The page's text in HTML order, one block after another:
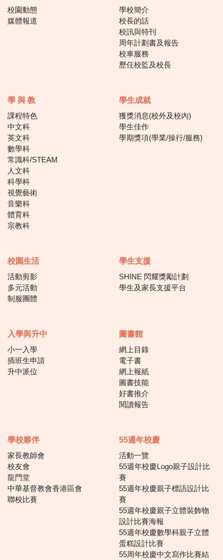
校園動態
媒體報道
學校簡介
校長的話
校訊與特刊
周年計劃書及報告
校車服務
歷任校監及校長
學 與 教
課程特色
中文科
英文科
數學科
常識科/STEAM
人文科
科學科
視覺藝術
音樂科
體育科
宗教科
學生成就
獲獎消息(校外及校內)
學生佳作
學期獎項(學業/操行/服務)
校園生活
活動剪影
多元活動
制服團體
學生支援
SHINE 閃耀獎勵計劃
學生及家長支援平台
入學與升中
小一入學
插班生申請
升中派位
圖書館
網上目錄
電子書
網上報紙
圖書技能
好書推介
閱讀報告
學校夥伴
家長教師會
校友會
龍門堂
中華基督教會香港區會
聯校比賽
55週年校慶
活動一覽
55週年校慶Logo親子設計比
賽
55週年校慶親子標語設計比
賽
55週年校慶親子立體裝飾物
設計比賽海報
55週年校慶數學科親子立體
蛋糕設計比賽
55周年校慶中文寫作比賽結